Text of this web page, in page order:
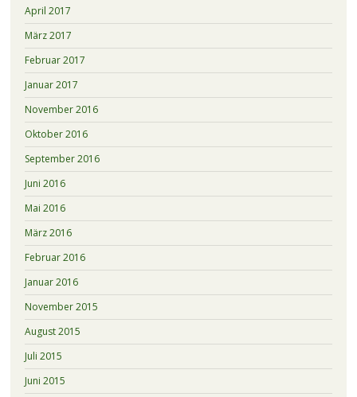
April 2017
März 2017
Februar 2017
Januar 2017
November 2016
Oktober 2016
September 2016
Juni 2016
Mai 2016
März 2016
Februar 2016
Januar 2016
November 2015
August 2015
Juli 2015
Juni 2015